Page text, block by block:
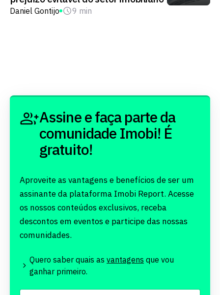
Daniel Gontijo 9 min
Assine e faça parte da
comunidade Imobi! É
gratuito!
Aproveite as vantagens e benefícios de ser um
assinante da plataforma Imobi Report. Acesse
os nossos conteúdos exclusivos, receba
descontos em eventos e participe das nossas
comunidades.
Quero saber quais as vantagens que vou
ganhar primeiro.